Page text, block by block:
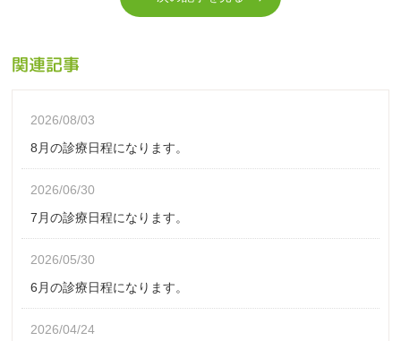
関連記事
2026/08/03
8月の診療日程になります。
2026/06/30
7月の診療日程になります。
2026/05/30
6月の診療日程になります。
2026/04/24